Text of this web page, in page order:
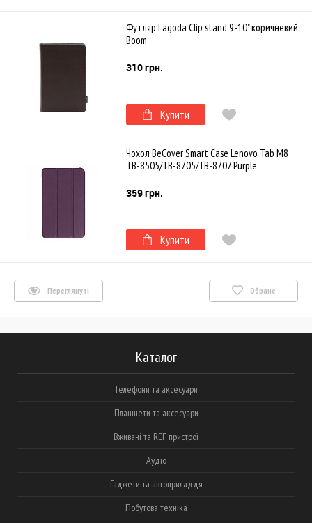
Футляр Lagoda Clip stand 9-10" коричневий
Boom
310 грн.
Купити
Чохол BeCover Smart Case Lenovo Tab M8
TB-8505/TB-8705/TB-8707 Purple
359 грн.
Купити
Переглянуті Обране
Каталог
Телефони та аксесуари
Планшети та аксесуари
Вживані та REF пристрої
Аудіо
Гаджети та автоприладдя
Побутова техніка